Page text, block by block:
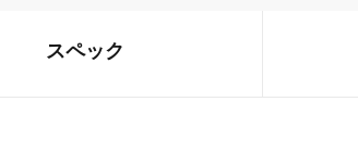
スペック